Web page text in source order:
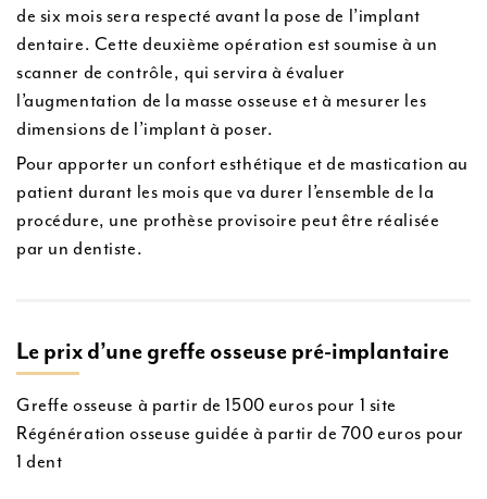
de six mois sera respecté avant la pose de l’implant
dentaire. Cette deuxième opération est soumise à un
scanner de contrôle, qui servira à évaluer
l’augmentation de la masse osseuse et à mesurer les
dimensions de l’implant à poser.
Pour apporter un confort esthétique et de mastication au
patient durant les mois que va durer l’ensemble de la
procédure, une prothèse provisoire peut être réalisée
par un dentiste.
Le prix d’une greffe osseuse pré-implantaire
Greffe osseuse à partir de 1500 euros pour 1 site
Régénération osseuse guidée à partir de 700 euros pour
1 dent